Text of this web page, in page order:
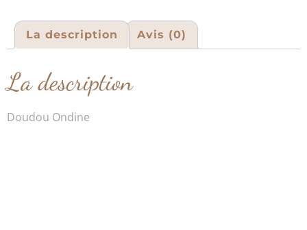
La description Avis (0)
La description
Doudou Ondine